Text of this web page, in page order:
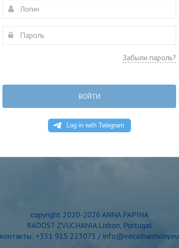
Забыли пароль?
ВОЙТИ
copyright 2020-2026 ANNA PAPINA
RADOST ZVUCHANIA Lisbon, Portugal
контакты: +351 915 223075 / info@vocalharmony.eu